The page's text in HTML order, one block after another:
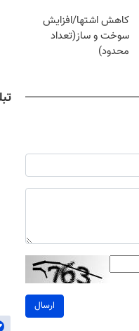
کاهش اشتها/افزایش
سوخت و ساز(تعداد
محدود)
ارسال